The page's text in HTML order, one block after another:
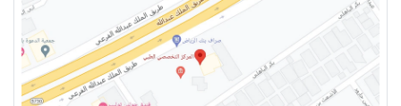
كيف احجز موعد عيون